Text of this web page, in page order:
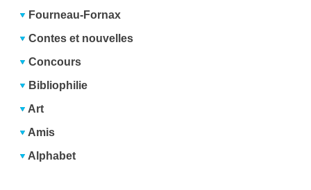
Fourneau-Fornax
Contes et nouvelles
Concours
Bibliophilie
Art
Amis
Alphabet